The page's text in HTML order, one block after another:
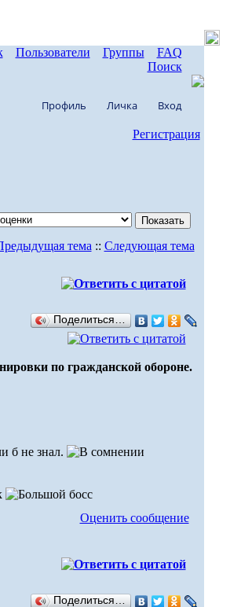
Пользователи Группы
FAQ
Поиск
Профиль Личка Вход
Регистрация
тема :: Следующая тема
Поделиться…
по гражданской обороне.
б не знал.
Оценить сообщение
Поделиться…